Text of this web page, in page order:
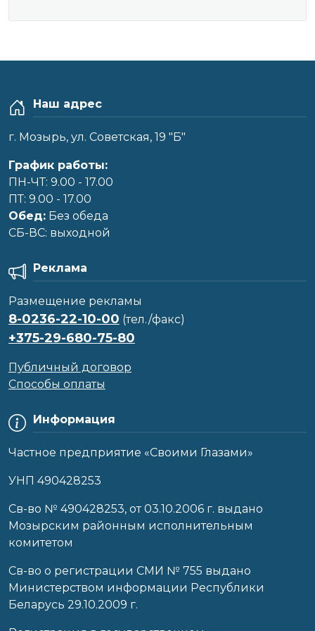
Наш адрес
г. Мозырь, ул. Советская, 19 "Б"
График работы:
ПН-ЧТ: 9.00 - 17.00
ПТ: 9.00 - 17.00
Обед: Без обеда
CБ-ВС: выходной
Информация
Частное предприятие «Своими Глазами»
УНП 490428253
Cв-во № 490428253, от 03.10.2006 г. выдано
Мозырским районным исполнительным
комитетом
Св-во о регистрации СМИ № 755 выдано
Министерством информации Республики
Беларусь 29.10.2009 г.
Реклама
Размещение рекламы
8-0236-22-10-00 (тел./факс)
+375-29-680-75-80
Публичный договор
Способы оплаты